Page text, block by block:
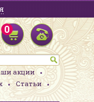
0
акции
Статьи